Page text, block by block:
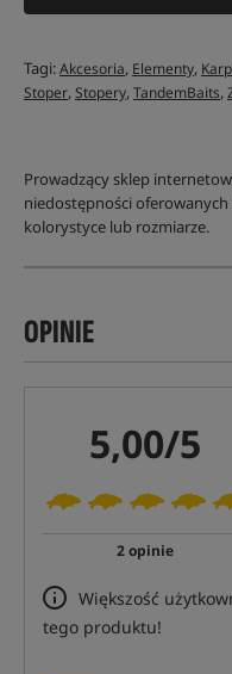
Tagi:Akcesoria, Elementy,
Stoper,Stopery,TandemBaits,
Prowadzący sklep
niedostępności
kolorystyce lub rozmiarze.
OPINIE
5,00/5
2 opinie
Większość
tego produktu!